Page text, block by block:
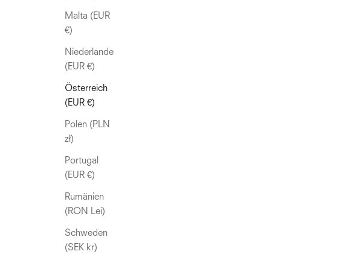
Malta (EUR
€)
Niederlande
(EUR €)
Österreich
(EUR €)
Polen (PLN
zł)
Portugal
(EUR €)
Rumänien
(RON Lei)
Schweden
(SEK kr)